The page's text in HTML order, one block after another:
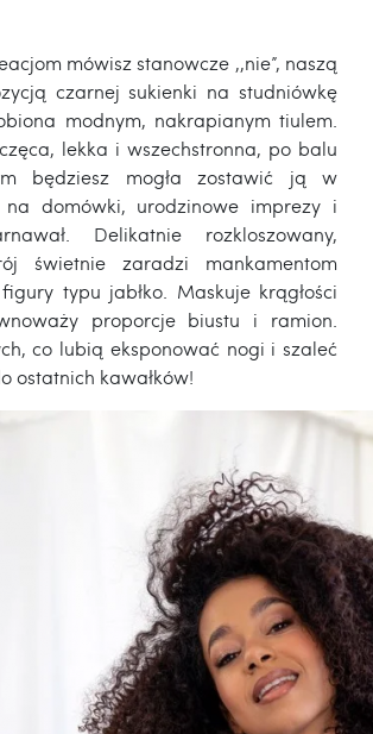
mówisz stanowcze ,,nie”, naszą
czarnej sukienki na studniówkę
modnym, nakrapianym tiulem.
lekka i wszechstronna, po balu
będziesz mogła zostawić ją w
domówki, urodzinowe imprezy i
Delikatnie rozkloszowany,
świetnie zaradzi mankamentom
typu jabłko. Maskuje krągłości
proporcje biustu i ramion.
co lubią eksponować nogi i szaleć
ostatnich kawałków!